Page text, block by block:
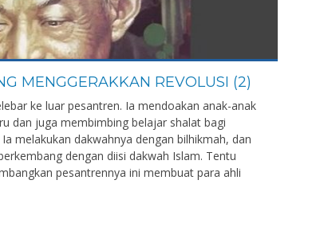
MENGGERAKKAN REVOLUSI (2)
ke luar pesantren. Ia mendoakan anak-anak
dan juga membimbing belajar shalat bagi
melakukan dakwahnya dengan bilhikmah, dan
dengan diisi dakwah Islam. Tentu
pesantrennya ini membuat para ahli